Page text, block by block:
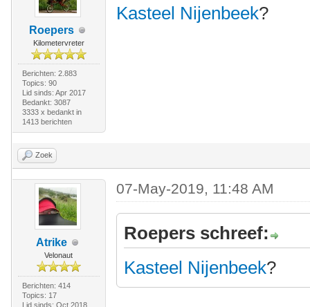
Roepers
Kilometervreter
Berichten: 2.883
Topics: 90
Lid sinds: Apr 2017
Bedankt: 3087
3333 x bedankt in
1413 berichten
Kasteel Nijenbeek?
Zoek
Atrike
Velonaut
Berichten: 414
Topics: 17
Lid sinds: Oct 2018
07-May-2019, 11:48 AM
Roepers schreef:
Kasteel Nijenbeek?